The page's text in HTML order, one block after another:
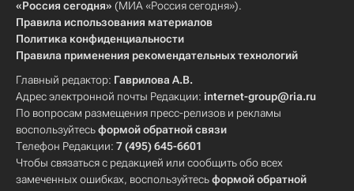
«Россия сегодня» (МИА «Россия сегодня»).
Правила использования материалов
Политика конфиденциальности
Правила применения рекомендательных технологий
Главный редактор: Гаврилова А.В.
Адрес электронной почты Редакции: internet-group@ria.ru
По вопросам размещения пресс-релизов и рекламы
воспользуйтесьформой обратной связи
Телефон Редакции: 7 (495) 645-6601
Чтобы связаться с редакцией или сообщить обо всех
замеченных ошибках, воспользуйтесьформой обратной